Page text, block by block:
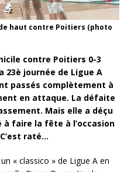
haut contre Poitiers (photo
contre Poitiers 0-3
23è journée de Ligue A
passés complètement à
en attaque. La défaite
Mais elle a déçu
faire la fête à l’occasion
raté…
« classico » de Ligue A en